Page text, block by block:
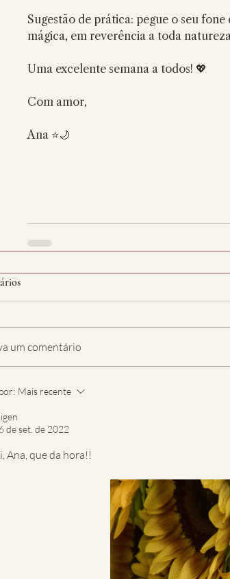
Sugestão de prática: pegue o seu
mágica, em reverência a toda
Uma excelente semana a todos! 💖
Com amor,
Ana ⭐️🌙
um comentário
Mais recente
de set. de 2022
Ana, que da hora!!